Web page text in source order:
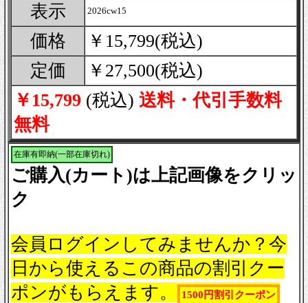
表示
2026cw15
価格
￥15,799(税込)
定価
￥27,500(税込)
￥15,799 (税込) 送料・代引手数料
無料
在庫有即納(一部在庫切れ)
ご購入(カート)は上記画像をクリッ
ク
会員ログインしてみませんか？今
日から使えるこの商品の割引クー
ポンがもらえます。
1500円割引クーポン